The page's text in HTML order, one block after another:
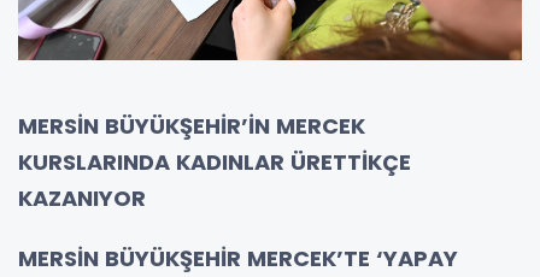
MERSİN BÜYÜKŞEHİR’İN MERCEK
KURSLARINDA KADINLAR ÜRETTİKÇE
KAZANIYOR
MERSİN BÜYÜKŞEHİR MERCEK’TE ‘YAPAY